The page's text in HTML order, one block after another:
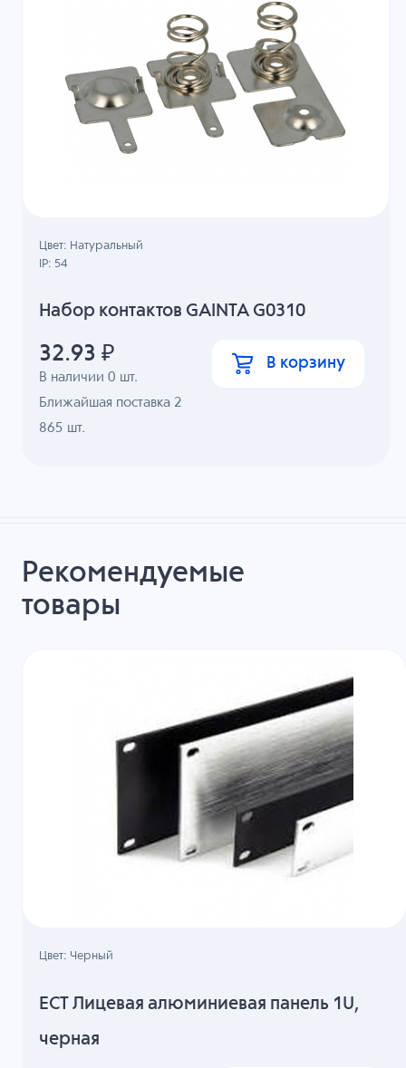
Набор контактов GAINTA G0310
В наличии0 шт.
Ближайшая поставка 2
865 шт.
Цвет: Натуральный
IP: 54
32.93 ₽ В корзину
Рекомендуемые
товары
ECT Лицевая алюминиевая панель 1U,
черная
Цвет: Черный